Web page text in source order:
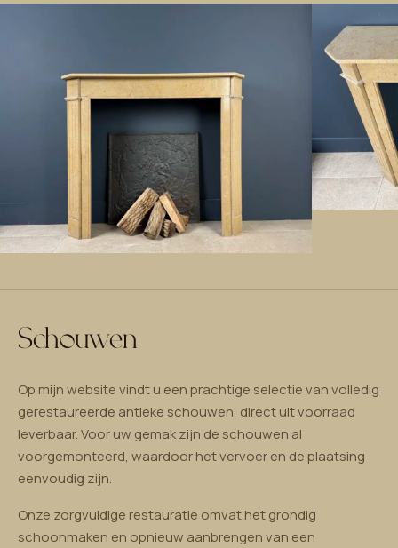
Schouwen
Op mijn website vindt u een prachtige selectie van volledig
gerestaureerde antieke schouwen, direct uit voorraad
leverbaar. Voor uw gemak zijn de schouwen al
voorgemonteerd, waardoor het vervoer en de plaatsing
eenvoudig zijn.
Onze zorgvuldige restauratie omvat het grondig
schoonmaken en opnieuw aanbrengen van een